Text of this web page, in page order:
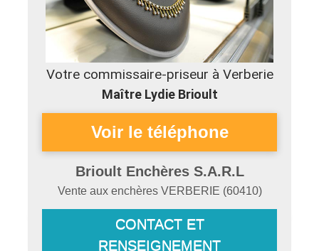
Votre commissaire-priseur à Verberie
Maître Lydie Brioult
Brioult Enchères S.A.R.L
Vente aux enchères VERBERIE (60410)
CONTACT ET
RENSEIGNEMENT